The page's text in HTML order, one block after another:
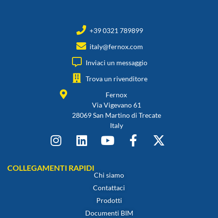
+39 0321 789899
italy@fernox.com
Inviaci un messaggio
Trova un rivenditore
Fernox
Via Vigevano 61
28069 San Martino di Trecate
Italy
COLLEGAMENTI RAPIDI
Chi siamo
Contattaci
Prodotti
Documenti BIM